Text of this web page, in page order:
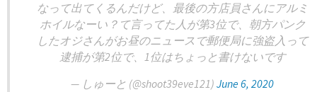
なって出てくるんだけど、最後の方店員さんにアルミ
ホイルなーい？て言ってた人が第3位で、朝方パンク
したオジさんがお昼のニュースで郵便局に強盗入って
逮捕が第2位で、1位はちょっと書けないです
— しゅーと (@shoot39eve121) June 6, 2020